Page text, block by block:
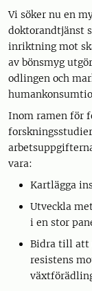
Vi söker nu en
doktorandtjänst
inriktning mot
av bönsmyg
odlingen och
Inom ramen för
vara:
Kartlägga
Utveckla
i en stor
Bidra till att
resistens